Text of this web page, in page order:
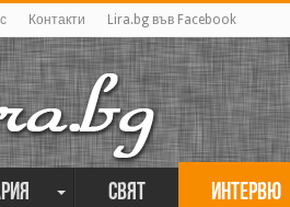
Контакти Lira.bg във Facebook
Свят Интервю